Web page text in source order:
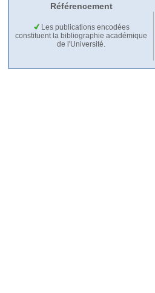
Référencement
Les publications encodées
constituent la bibliographie académique
de l'Université.